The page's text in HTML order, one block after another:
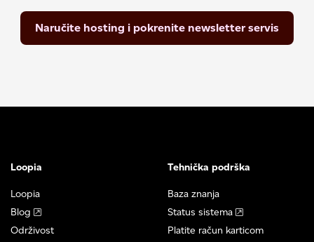
Naručite hosting i pokrenite newsletter servis
Loopia
Loopia
Blog
Održivost
Tehnička podrška
Baza znanja
Status sistema
Platite račun karticom